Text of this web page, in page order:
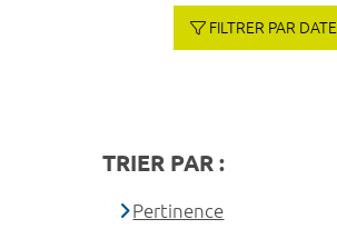
FILTRER PAR DATE
TRIER PAR :
Pertinence